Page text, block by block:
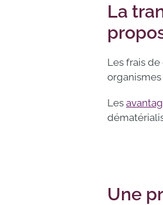
La
Les frais
Les
Une